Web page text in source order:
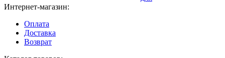
Интернет-магазин:
Оплата
Доставка
Возврат